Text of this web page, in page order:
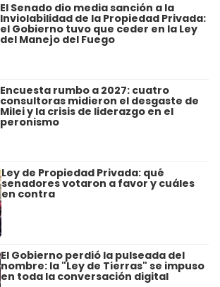
El Senado dio media sanción a la
Inviolabilidad de la Propiedad Privada:
el Gobierno tuvo que ceder en la Ley
del Manejo del Fuego
Encuesta rumbo a 2027: cuatro
consultoras midieron el desgaste de
Milei y la crisis de liderazgo en el
peronismo
Ley de Propiedad Privada: qué
senadores votaron a favor y cuáles
en contra
El Gobierno perdió la pulseada del
nombre: la "Ley de Tierras" se impuso
en toda la conversación digital